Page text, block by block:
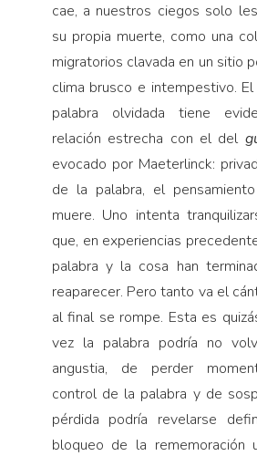
cae, a nuestros ciegos solo
su propia muerte, como una
migratorios clavada en un sitio
clima brusco e intempestivo.
palabra olvidada tiene
relación estrecha con el del
evocado por Maeterlinck:
de la palabra, el
muere. Uno intenta
que, en experiencias
palabra y la cosa han
reaparecer. Pero tanto va el
al final se rompe. Esta es
vez la palabra podría no
angustia, de perder
control de la palabra y de
pérdida podría revelarse
bloqueo de la rememoración